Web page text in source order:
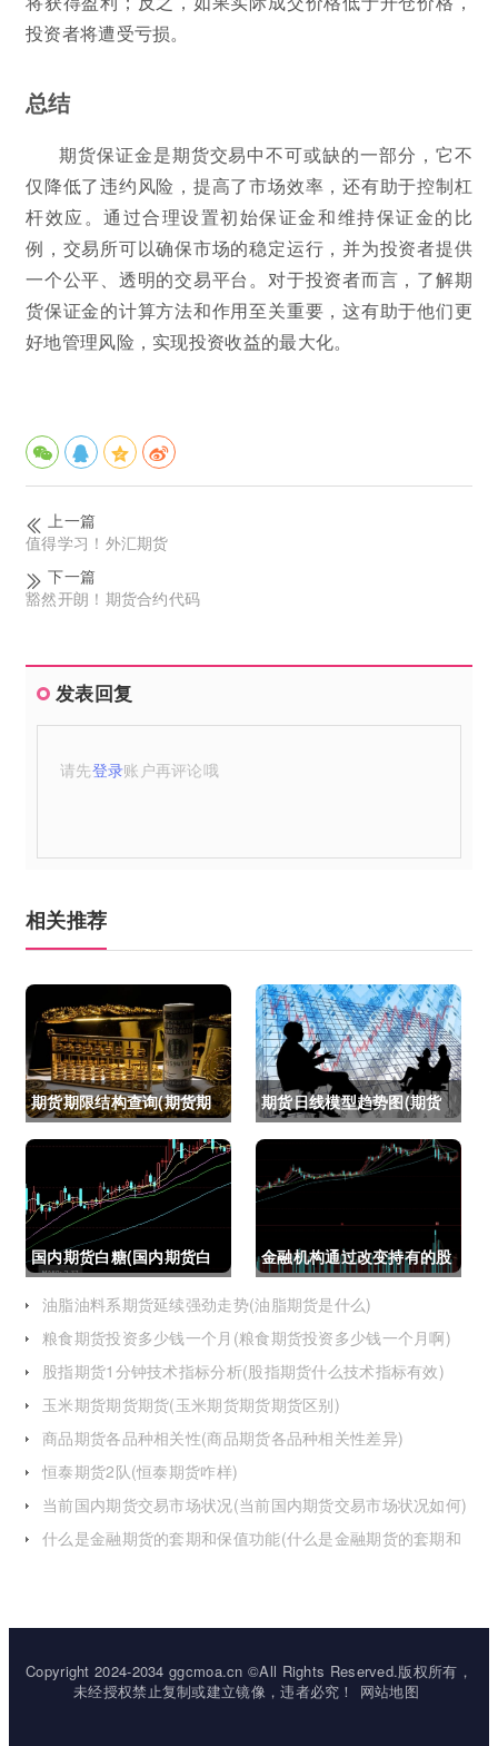
投资者将遭受亏损。
总结
期货保证金是期货交易中不可或缺的一部分，它不
仅降低了违约风险，提高了市场效率，还有助于控制杠
杆效应。通过合理设置初始保证金和维持保证金的比
例，交易所可以确保市场的稳定运行，并为投资者提供
一个公平、透明的交易平台。对于投资者而言，了解期
货保证金的计算方法和作用至关重要，这有助于他们更
好地管理风险，实现投资收益的最大化。
上一篇
值得学习！外汇期货
下一篇
豁然开朗！期货合约代码
发表回复
请先登录账户再评论哦
相关推荐
期货期限结构查询(期货期
限结构)
期货日线模型趋势图(期货
日线模型趋势图怎么看)
国内期货白糖(国内期货白
糖合约是怎么交割)
金融机构通过改变持有的股
指期货合约(股指期货合约
最长持有多久)
油脂油料系期货延续强劲走势(油脂期货是什么)
粮食期货投资多少钱一个月(粮食期货投资多少钱一个月啊)
股指期货1分钟技术指标分析(股指期货什么技术指标有效)
玉米期货期货期货(玉米期货期货期货区别)
商品期货各品种相关性(商品期货各品种相关性差异)
恒泰期货2队(恒泰期货咋样)
当前国内期货交易市场状况(当前国内期货交易市场状况如何)
什么是金融期货的套期和保值功能(什么是金融期货的套期和
Copyright 2024-2034 ggcmoa.cn ©All Rights Reserved.版权所有，
未经授权禁止复制或建立镜像，违者必究！
网站地图